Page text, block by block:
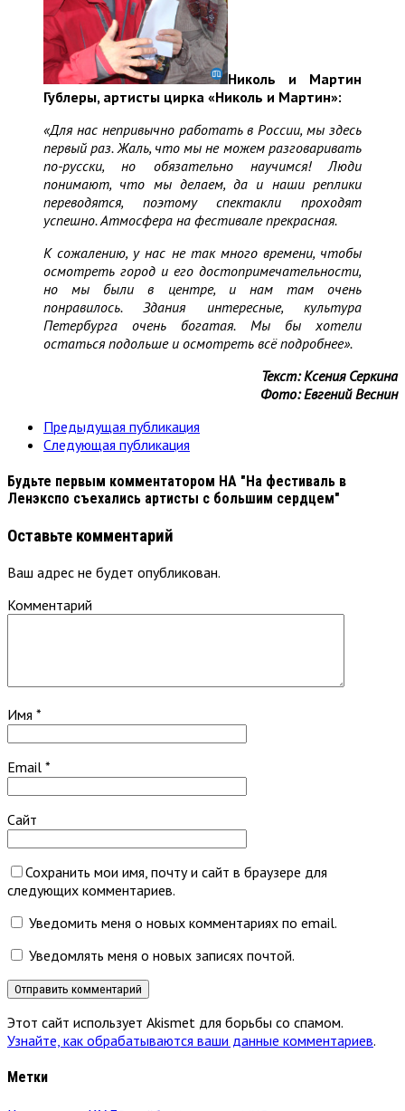
Николь и Мартин
Гублеры, артисты цирка «Николь и Мартин»:
«Для нас непривычно работать в России, мы здесь
первый раз. Жаль, что мы не можем разговаривать
по-русски, но обязательно научимся! Люди
понимают, что мы делаем, да и наши реплики
переводятся, поэтому спектакли проходят
успешно. Атмосфера на фестивале прекрасная.
К сожалению, у нас не так много времени, чтобы
осмотреть город и его достопримечательности,
но мы были в центре, и нам там очень
понравилось. Здания интересные, культура
Петербурга очень богатая. Мы бы хотели
остаться подольше и осмотреть всё подробнее».
Текст: Ксения Серкина
Фото: Евгений Веснин
Предыдущая публикация
Следующая публикация
Будьте первым комментатором НА "На фестиваль в
Ленэкспо съехались артисты с большим сердцем"
Оставьте комментарий
Ваш адрес не будет опубликован.
Комментарий
Имя *
Email *
Сайт
Сохранить мои имя, почту и сайт в браузере для
следующих комментариев.
Уведомить меня о новых комментариях по email.
Уведомлять меня о новых записях почтой.
Этот сайт использует Akismet для борьбы со спамом.
Узнайте, как обрабатываются ваши данные комментариев.
Метки